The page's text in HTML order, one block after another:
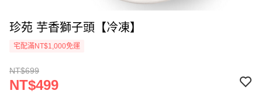
珍苑 芋香獅子頭【冷凍】
宅配滿NT$1,000免運
NT$699
NT$499